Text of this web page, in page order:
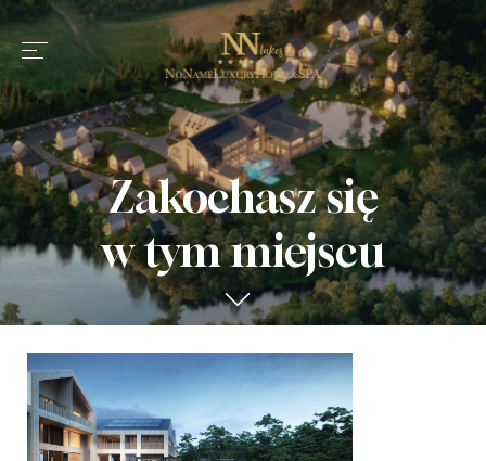
Zakochasz się
w tym miejscu